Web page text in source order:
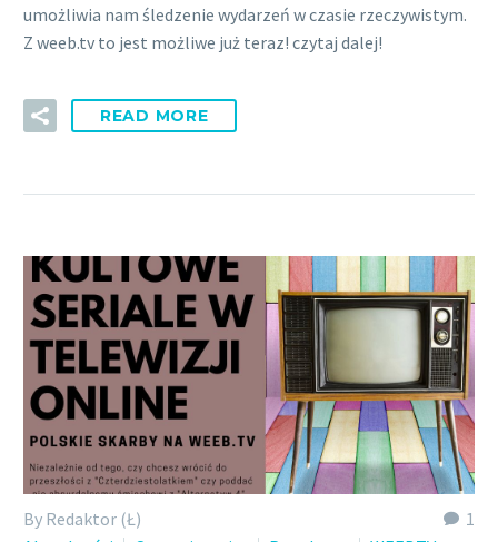
umożliwia nam śledzenie wydarzeń w czasie rzeczywistym.
Z weeb.tv to jest możliwe już teraz! czytaj dalej!
READ MORE
1
By Redaktor (Ł)